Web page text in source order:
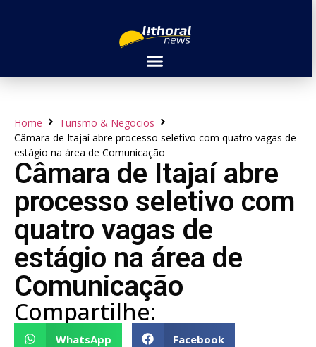
Home
Turismo & Negocios
Câmara de Itajaí abre processo seletivo com quatro vagas de
estágio na área de Comunicação
Câmara de Itajaí abre
processo seletivo com
quatro vagas de
estágio na área de
Comunicação
Compartilhe:
WhatsApp Facebook